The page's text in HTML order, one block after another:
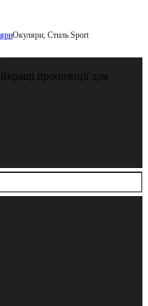
Окуляри, Стиль Sport
пропозиції для